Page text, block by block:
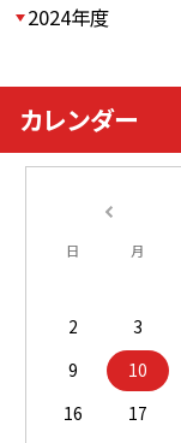
2024年度
カレンダー
日 月
2
3
9
10
16
17